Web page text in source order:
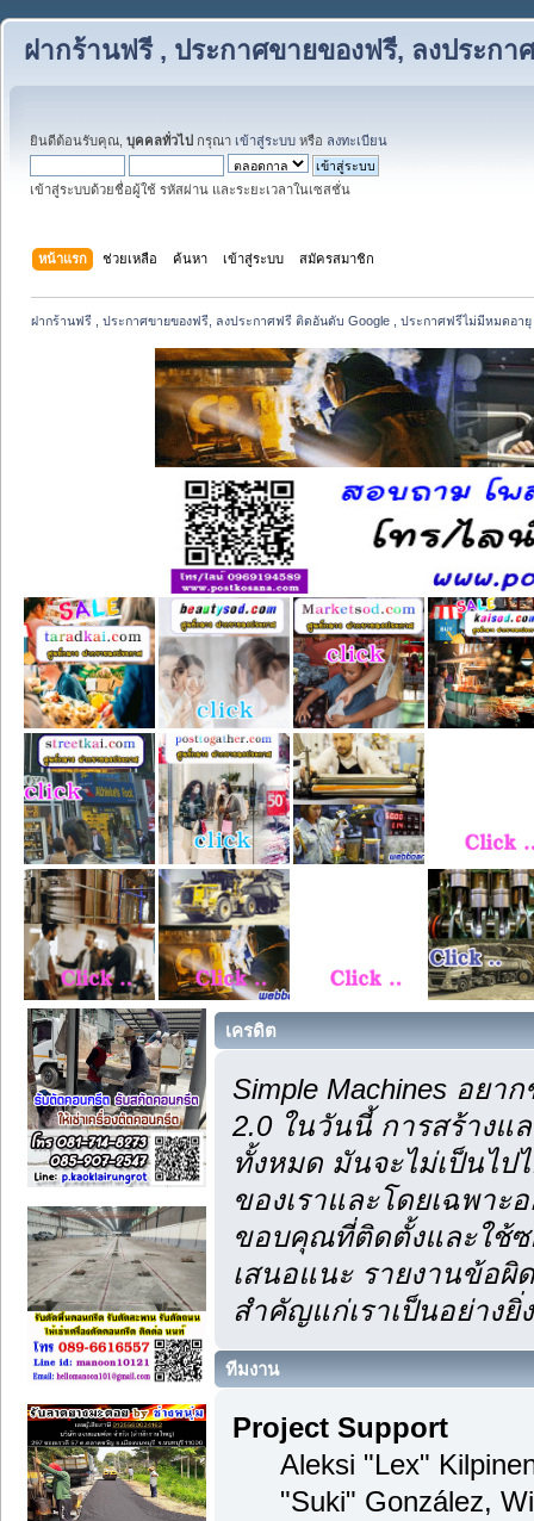
ฝากร้านฟรี , ประกาศขายของฟรี, ลงประก
ยินดีต้อนรับคุณ, บุคคลทั่วไป กรุณา เข้าสู่ระบบ หรือ ลงทะเบียน
เข้าสู่ระบบด้วยชื่อผู้ใช้ รหัสผ่าน และระยะเวลาในเซสชั่น
หน้าแรก ช่วยเหลือ ค้นหา เข้าสู่ระบบ สมัครสมาชิก
ฝากร้านฟรี , ประกาศขายของฟรี, ลงประกาศฟรี ติดอันดับ Google , ประกาศฟรีไม่มีหมดอายุ
เครดิต
Simple Machines อย
2.0 ในวันนี้ การสร้างแ
ทั้งหมด มันจะไม่เป็นไป
ของเราและโดยเฉพาะ
ขอบคุณที่ติดตั้งและใช้ซ
เสนอแนะ รายงานข้อผิ
สำคัญแก่เราเป็นอย่างยิ่ง
ทีมงาน
Project Support
Aleksi "Lex"
"Suki" González,